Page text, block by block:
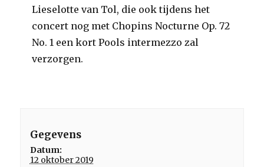
Lieselotte van Tol, die ook tijdens het
concert nog met Chopins Nocturne Op. 72
No. 1 een kort Pools intermezzo zal
verzorgen.
Gegevens
Datum:
12 oktober 2019